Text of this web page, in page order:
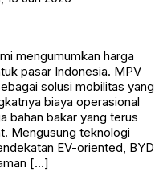
mengumumkan harga
pasar Indonesia. MPV
solusi mobilitas yang
biaya operasional
bahan bakar yang terus
Mengusung teknologi
EV-oriented, BYD
[…]